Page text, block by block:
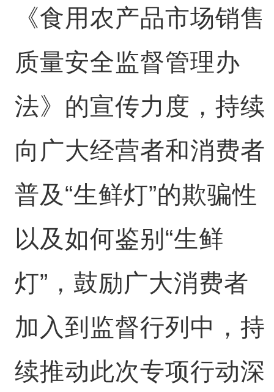
《食用农产品市场销售
质量安全监督管理办
法》的宣传力度，持续
向广大经营者和消费者
普及“生鲜灯”的欺骗性
以及如何鉴别“生鲜
灯”，鼓励广大消费者
加入到监督行列中，持
续推动此次专项行动深